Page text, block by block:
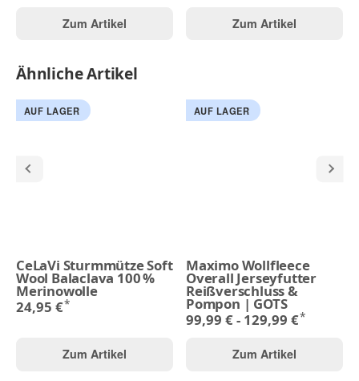
Zum Artikel Zum Artikel
Ähnliche Artikel
AUF LAGER
CeLaVi Sturmmütze Soft
Wool Balaclava 100 %
Merinowolle
24,95 €*
Zum Artikel
AUF LAGER
Maximo Wollfleece
Overall Jerseyfutter
Reißverschluss &
Pompon | GOTS
99,99 € - 129,99 €*
Zum Artikel